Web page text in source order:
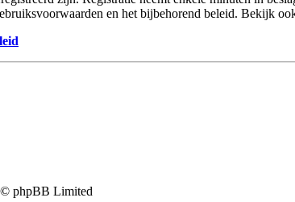
en het bijbehorend beleid. Bekijk
phpBB Limited